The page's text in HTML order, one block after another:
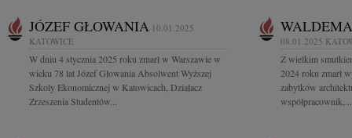
JÓZEF GŁOWANIA 10.01.2025
KATOWICE
W dniu 4 stycznia 2025 roku zmarł w Warszawie w
wieku 78 lat Józef Głowania Absolwent Wyższej
Szkoly Ekonomicznej w Katowicach, Działacz
Zrzeszenia Studentów...
08.01.2025
Z wielkim
2024 roku zmarł
zabytków
współpracownik,...